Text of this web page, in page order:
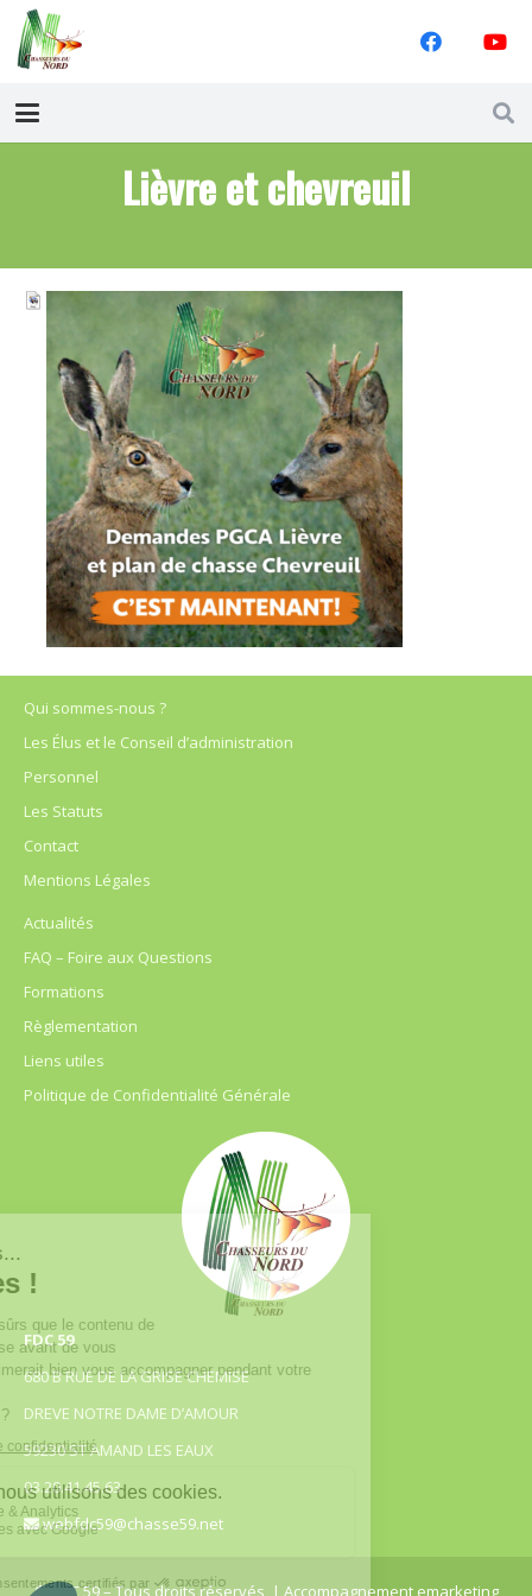
Lièvre et chevreuil
Qui sommes-nous ?
Les Élus et le Conseil d’administration
Personnel
Les Statuts
Contact
Mentions Légales
Actualités
FAQ – Foire aux Questions
Formations
Règlementation
Liens utiles
Politique de Confidentialité Générale
FDC 59
680 B RUE DE LA GRISE CHEMISE
DREVE NOTRE DAME D’AMOUR
59230 ST AMAND LES EAUX
03.20.41.45.63
webfdc59@chasse59.net
© FDC 59 – Tous droits réservés | Accompagnement emarketing